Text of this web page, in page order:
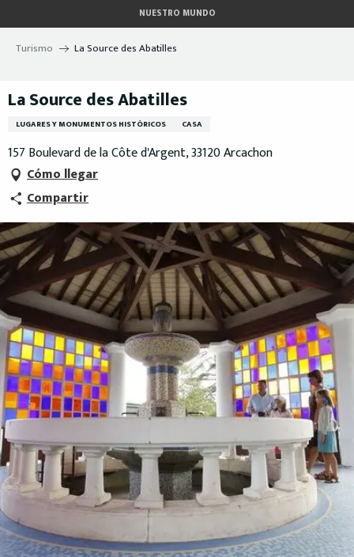
au
contenu
NUESTRO MUNDO
Turismo La Source des Abatilles
La Source des Abatilles
LUGARES Y MONUMENTOS HISTÓRICOS CASA
157 Boulevard de la Côte d'Argent, 33120 Arcachon
Cómo llegar
Compartir